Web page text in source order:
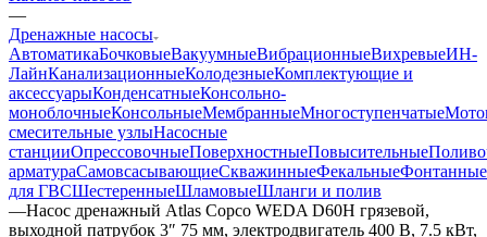
—
Дренажные насосы
АвтоматикаБочковыеВакуумныеВибрационныеВихревыеИН-
ЛайнКанализационныеКолодезныеКомплектующие и
аксессуарыКонденсатныеКонсольно-
моноблочныеКонсольныеМембранныеМногоступенчатые
смесительные узлыНасосные
станцииОпрессовочныеПоверхностныеПовысительные
арматураСамовсасывающиеСкважинныеФекальныеФонтанные
для ГВСШестеренныеШламовыеШланги и полив
—Насос дренажный Atlas Copco WEDA D60H грязевой,
выходной патрубок 3″ 75 мм, электродвигатель 400 В, 7.5 кВт,